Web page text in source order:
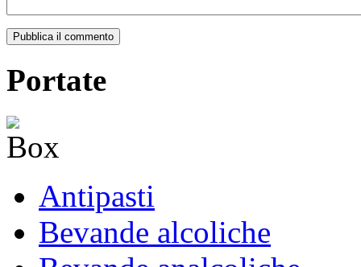
Pubblica il commento
Portate
Antipasti
Bevande alcoliche